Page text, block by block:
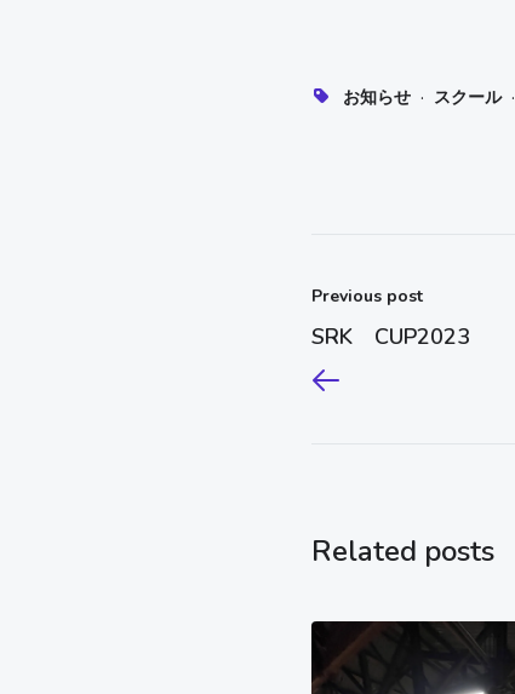
お知らせ · スクール·
Previous post
SRK CUP2023
Related posts